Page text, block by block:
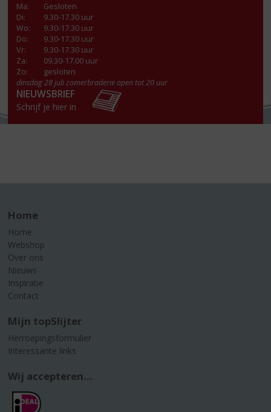
Ma:
Gesloten
Di:
9.30-17.30 uur
Wo:
9.30-17.30 uur
Do:
9.30-17.30 uur
Vr:
9.30-17.30 uur
Za:
09.30-17.00 uur
Zo:
gesloten
dinsdag 28 juli zomerbraderie open tot 20 uur
NIEUWSBRIEF
Schrijf je hier in
Home
Home
Webshop
Over ons
Nieuws
Inspiratie
Contact
Mijn topSlijter
Herroepingsformulier
Interessante links
Wij accepteren...